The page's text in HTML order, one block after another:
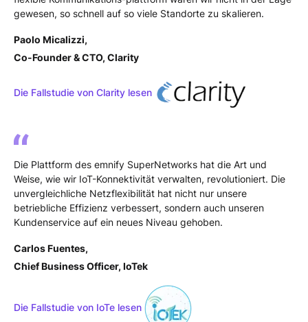
gewesen, so schnell auf so viele Standorte zu skalieren.
Paolo Micalizzi,
Co-Founder & CTO, Clarity
Die Fallstudie von Clarity lesen
Die Plattform des emnify SuperNetworks hat die Art und
Weise, wie wir IoT-Konnektivität verwalten, revolutioniert. Die
unvergleichliche Netzflexibilität hat nicht nur unsere
betriebliche Effizienz verbessert, sondern auch unseren
Kundenservice auf ein neues Niveau gehoben.
Carlos Fuentes,
Chief Business Officer, IoTek
Die Fallstudie von IoTe lesen